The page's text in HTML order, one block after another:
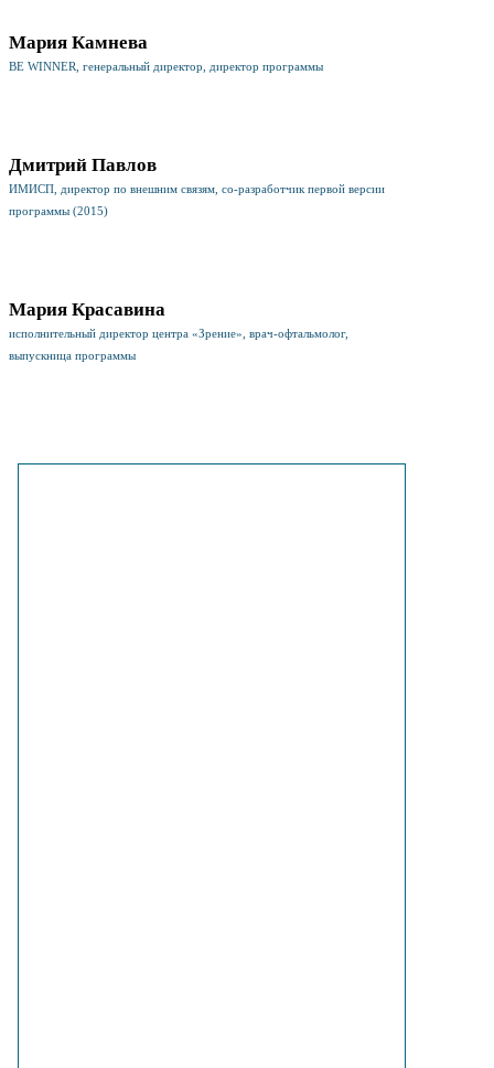
Мария Камнева
BE WINNER, генеральный директор, директор программы
Дмитрий Павлов
ИМИСП, директор по внешним связям, со-разработчик первой версии
программы (2015)
Мария Красавина
исполнительный директор центра «Зрение», врач-офтальмолог,
выпускница программы